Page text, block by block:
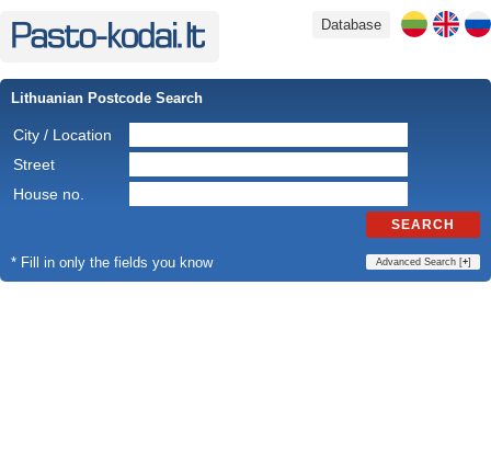
Database
Lithuanian Postcode Search
City / Location
Street
House no.
SEARCH
* Fill in only the fields you know Advanced Search [+]